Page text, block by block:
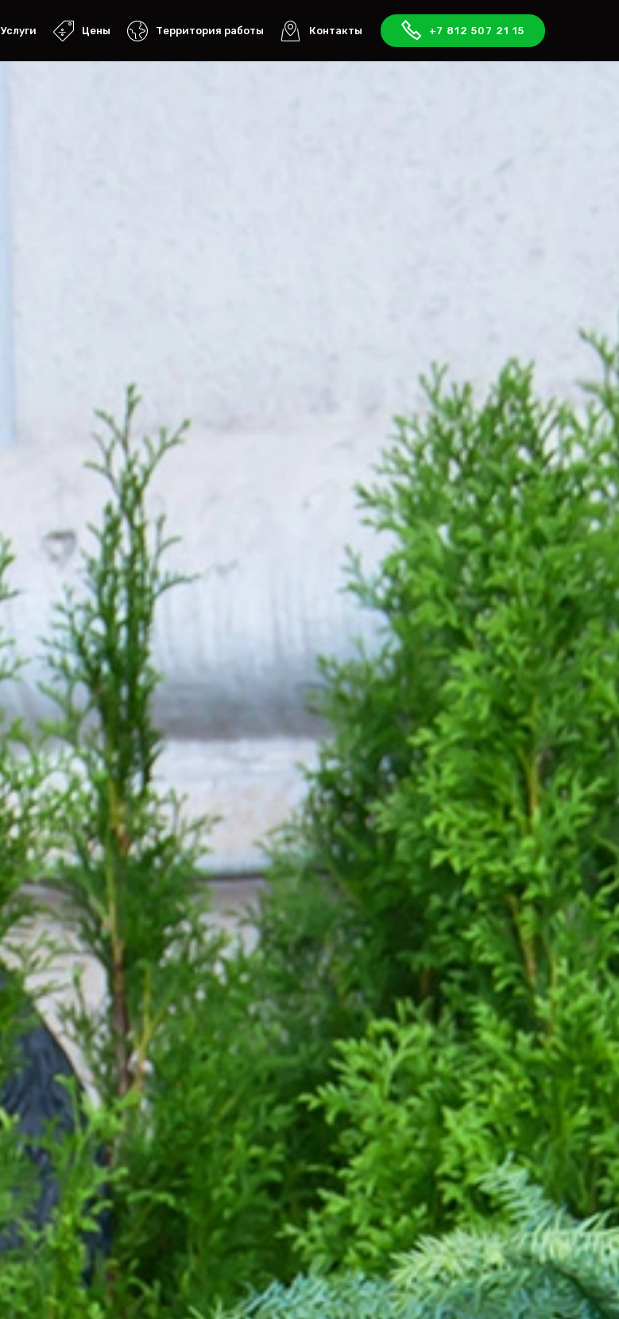
Услуги Цены Территория работы Контакты +7 812 507 21 15